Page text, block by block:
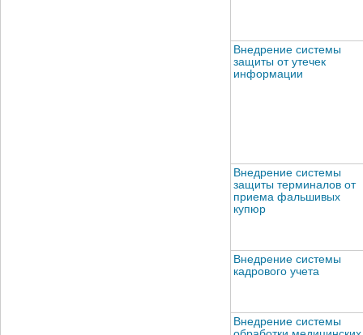
Внедрение системы
защиты от утечек
информации
Внедрение системы
защиты терминалов от
приема фальшивых
купюр
Внедрение системы
кадрового учета
Внедрение системы